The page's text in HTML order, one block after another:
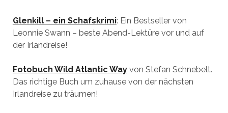
Glenkill – ein Schafskrimi: Ein Bestseller von
Leonnie Swann – beste Abend-Lektüre vor und auf
der Irlandreise!
Fotobuch Wild Atlantic Wayvon Stefan Schnebelt.
Das richtige Buch um zuhause von der nächsten
Irlandreise zu träumen!